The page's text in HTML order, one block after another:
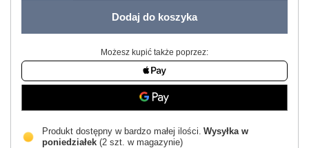
Dodaj do koszyka
Możesz kupić także poprzez:
Produkt dostępny w bardzo małej ilości Wysyłka w
poniedziałek (2 szt. w magazynie)